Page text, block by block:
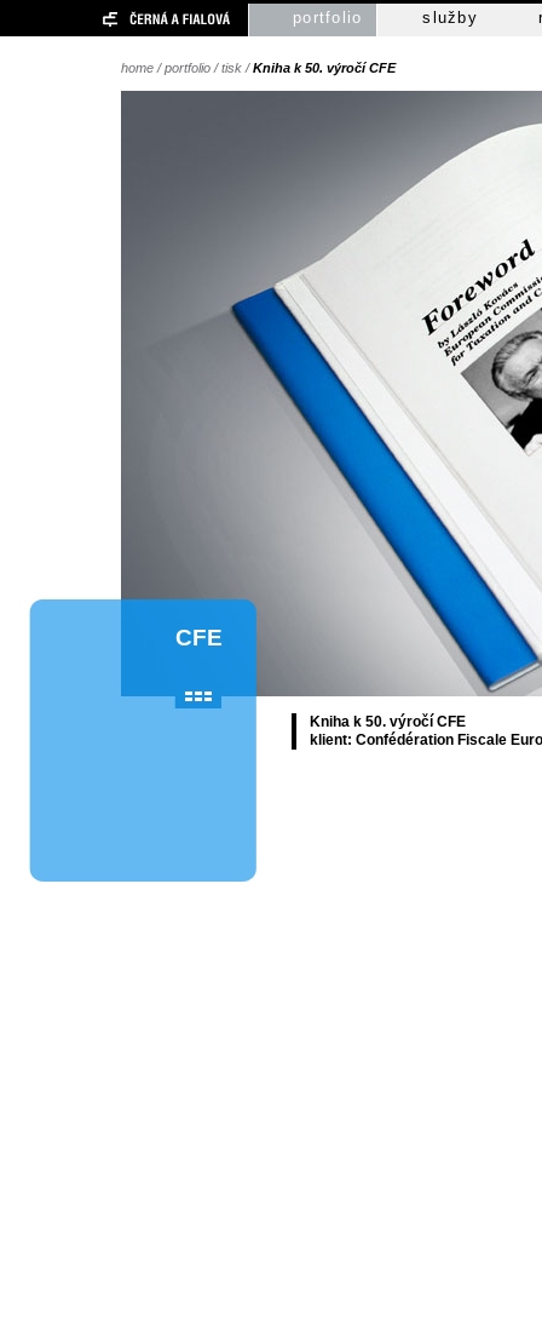
portfolio služby
home /portfolio /tisk /Kniha k 50. výročí CFE
CFE
Kniha k 50. výročí CFE
klient: Confédération Fiscale